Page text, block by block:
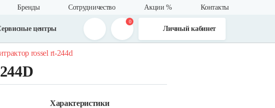
Бренды Сотрудничество Акции % Контакты
центры
0
Личный кабинет
rossel rt-244d
Характеристики